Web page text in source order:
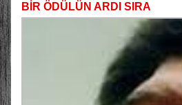
BİR ÖDÜLÜN ARDI SIRA